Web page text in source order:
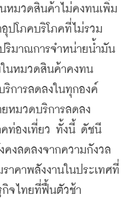
หมวดสินค้าไม่คงทนเพิ่ม
ปโภคบริโภคที่ไม่รวม
ริมาณการจำหน่ายน้ำมัน
ในหมวดสินค้าคงทน
การลดลงในทุกองค์
หมวดบริการลดลง
ท่องเที่ยว ทั้งนี้ ดัชนี
คงลดลงจากความกังวล
าคาพลังงานในประเทศที่
กิจไทยที่ฟื้นตัวช้า